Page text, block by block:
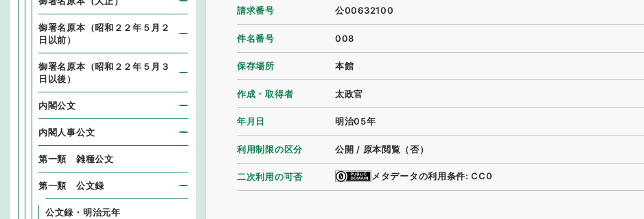
請求番号 公00632100
件名番号 008
保存場所 本館
作成・取得者 太政官
年月日 明治05年
利用制限の区分 公開 / 原本閲覧（否）
二次利用の可否 メタデータの利用条件: CC0
御署名原本（昭和２２年５月２
日以前）
御署名原本（昭和２２年５月３
日以後）
内閣公文
内閣人事公文
第一類 雑種公文
第一類 公文録
公文録・明治元年